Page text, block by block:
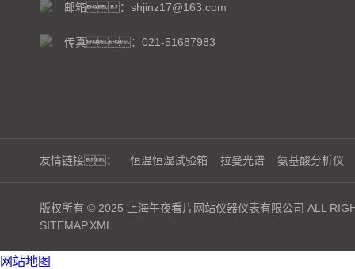
邮箱：shjinz17@163.com
传真：021-51687983
友情链接： 恒温恒湿试验箱 拉曼光谱 氨基酸分析仪
版权所有 © 2025 上海午夜看片网站仪器仪表有限公司 ALL
SITEMAP.XML
网站地图